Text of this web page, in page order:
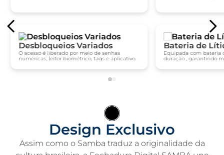
Desbloqueios Variados
O acesso é liberado por meio de senhas
numéricas, leitor biométrico, tags e aplicativo.
Bateria de
Equipada com bateria
duração , garantindo
Design Exclusivo
Assim como o Samba traduz a originalidade da